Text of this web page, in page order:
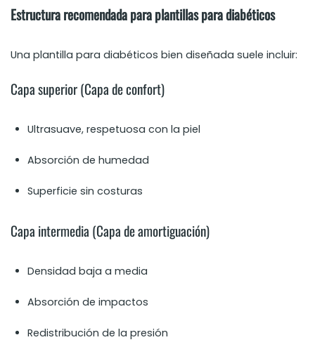
Estructura recomendada para plantillas para diabéticos
Una plantilla para diabéticos bien diseñada suele incluir:
Capa superior (Capa de confort)
Ultrasuave, respetuosa con la piel
Absorción de humedad
Superficie sin costuras
Capa intermedia (Capa de amortiguación)
Densidad baja a media
Absorción de impactos
Redistribución de la presión